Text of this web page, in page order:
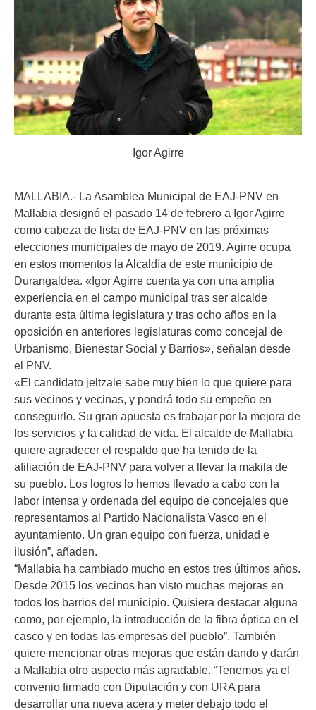
Igor Agirre
MALLABIA.- La Asamblea Municipal de EAJ-PNV en
Mallabia designó el pasado 14 de febrero a Igor Agirre
como cabeza de lista de EAJ-PNV en las próximas
elecciones municipales de mayo de 2019. Agirre ocupa
en estos momentos la Alcaldía de este municipio de
Durangaldea. «Igor Agirre cuenta ya con una amplia
experiencia en el campo municipal tras ser alcalde
durante esta última legislatura y tras ocho años en la
oposición en anteriores legislaturas como concejal de
Urbanismo, Bienestar Social y Barrios», señalan desde
el PNV.
«El candidato jeltzale sabe muy bien lo que quiere para
sus vecinos y vecinas, y pondrá todo su empeño en
conseguirlo. Su gran apuesta es trabajar por la mejora de
los servicios y la calidad de vida. El alcalde de Mallabia
quiere agradecer el respaldo que ha tenido de la
afiliación de EAJ-PNV para volver a llevar la makila de
su pueblo. Los logros lo hemos llevado a cabo con la
labor intensa y ordenada del equipo de concejales que
representamos al Partido Nacionalista Vasco en el
ayuntamiento. Un gran equipo con fuerza, unidad e
ilusión”, añaden.
“Mallabia ha cambiado mucho en estos tres últimos años.
Desde 2015 los vecinos han visto muchas mejoras en
todos los barrios del municipio. Quisiera destacar alguna
como, por ejemplo, la introducción de la fibra óptica en el
casco y en todas las empresas del pueblo”. También
quiere mencionar otras mejoras que están dando y darán
a Mallabia otro aspecto más agradable. “Tenemos ya el
convenio firmado con Diputación y con URA para
desarrollar una nueva acera y meter debajo todo el